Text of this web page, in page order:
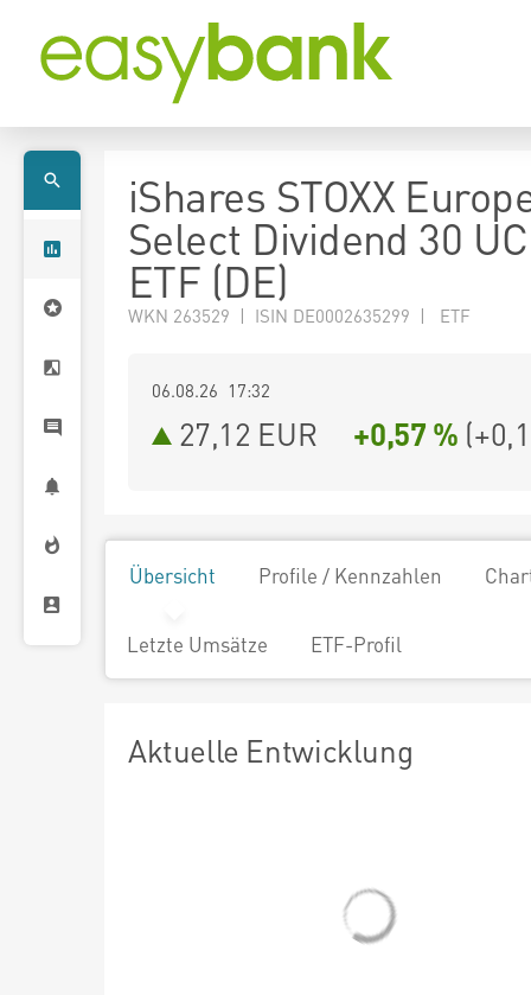
iShares STOXX
Select Dividend 30
ETF (DE)
WKN 263529 | ISIN DE0002635299 | ETF
06.08.26 17:32
27,12 EUR +0,57 % (
Übersicht Profile / Kennzahlen
Letzte Umsätze ETF-Profil
Aktuelle Entwicklung